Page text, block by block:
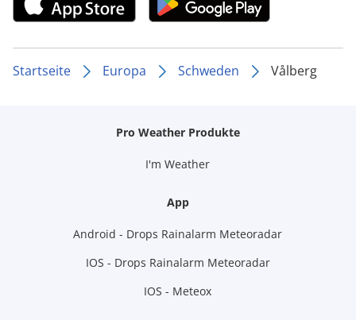
Startseite Europa Schweden Vålberg
Pro Weather Produkte
I'm Weather
App
Android - Drops Rainalarm Meteoradar
IOS - Drops Rainalarm Meteoradar
IOS - Meteox